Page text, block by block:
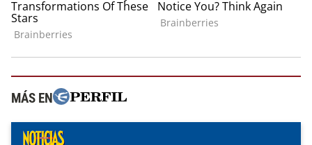
MÁS EN